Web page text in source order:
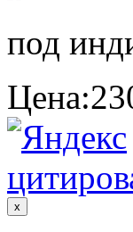
под
Цена:
x